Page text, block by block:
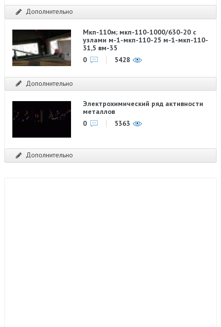
Дополнительно
Мкп-110м; мкп-110-1000/630-20 с
узлами м-1-мкп-110-25 м-1-мкп-110-
31,5 вм-35
0
5428
Дополнительно
Электрохимический ряд активности
металлов
0
5363
Дополнительно